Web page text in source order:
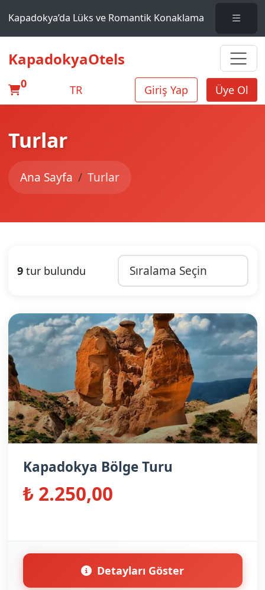
Kapadokya’da Lüks ve Romantik Konaklama
KapadokyaOtels
0 TR Giriş Yap Üye Ol
Turlar
Ana Sayfa Turlar
9tur bulundu
Kapadokya Bölge Turu
₺ 2.250,00
Detayları Göster